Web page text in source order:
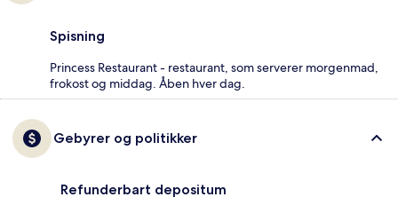
Spisning
Princess Restaurant - restaurant, som serverer morgenmad,
frokost og middag. Åben hver dag.
Gebyrer og politikker
Refunderbart depositum